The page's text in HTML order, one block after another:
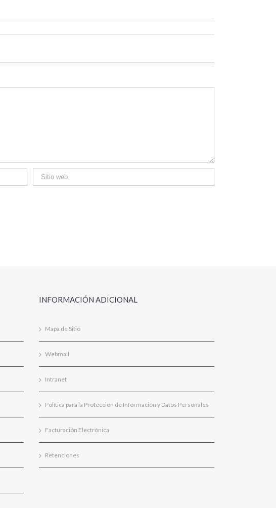
INFORMACIÓN ADICIONAL
Mapa de Sitio
Webmail
Intranet
Política para la Protección de Información y Datos Personales
Facturación Electrónica
Retenciones